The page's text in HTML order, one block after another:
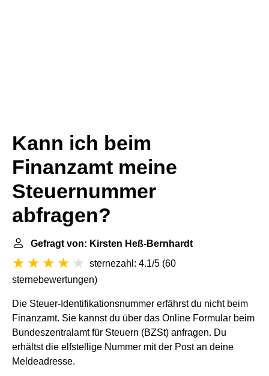
Kann ich beim
Finanzamt meine
Steuernummer
abfragen?
Gefragt von: Kirsten Heß-Bernhardt
sternezahl: 4.1/5 (60
sternebewertungen)
Die Steuer-Identifikationsnummer erfährst du nicht beim
Finanzamt. Sie kannst du über das Online Formular beim
Bundeszentralamt für Steuern (BZSt) anfragen. Du
erhältst die elfstellige Nummer mit der Post an deine
Meldeadresse.